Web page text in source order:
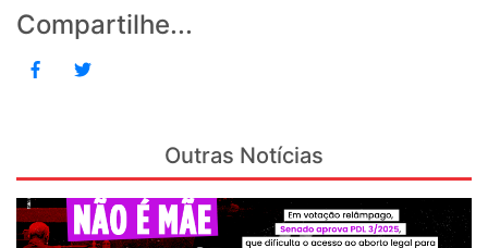
Compartilhe...
Outras Notícias